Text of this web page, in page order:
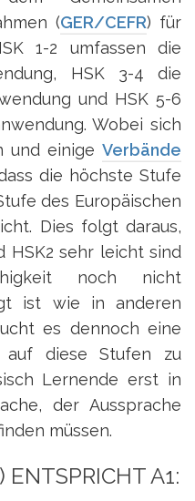
(GER/CEFR) für
1-2 umfassen die
HSK 3-4 die
und HSK 5-6
Wobei sich
und einige Verbände
die höchste Stufe
des Europäischen
Dies folgt daraus,
HSK2 sehr leicht sind
noch nicht
ist wie in anderen
es dennoch eine
auf diese Stufen zu
Lernende erst in
der Aussprache
müssen.
ENTSPRICHT A1: